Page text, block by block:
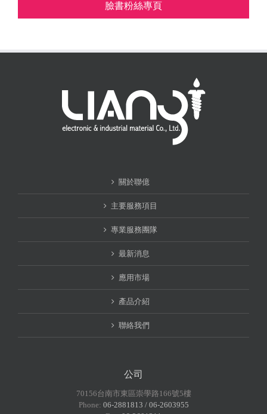
臉書粉絲專頁
關於聯億
主要服務項目
專業服務團隊
最新消息
應用市場
產品介紹
聯絡我們
公司
70156台南市東區崇學路166號5樓
Phone: 06-2881813 / 06-2603955